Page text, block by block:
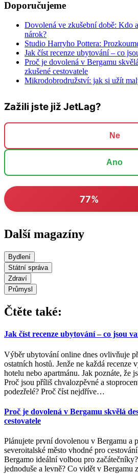
Doporučujeme
Dovolená ve zkušební době: Kdo
nárok?
Studio Harryho Pottera:
Jak číst recenze ubytování – co
Proč je dovolená v Bergamu
zkušené cestovatele
Mikrodobrodružství: jak si užít
Zažili jste již JetLag?
Ne
Ano
77%
Další magazíny
Bydlení
Státní správa
Zdraví
Průmysl
Čtěte také:
Jak číst recenze ubytování – co jsou
Výběr ubytování online dnes ovlivňuje
ostatních hostů. Jenže ne každá recenze
hotelu nebo apartmánu. Jak poznáte, že
Proč jsou příliš chvalozpěvné a
podezřelé? Proč číst nejdříve…
Proč je dovolená v Bergamu skvělá
cestovatele
Plánujete první dovolenou v Bergamu a
severoitalské město vhodné pro
Bergamo ideální volbou pro
jednoduše a levně? Co vidět v Bergamu